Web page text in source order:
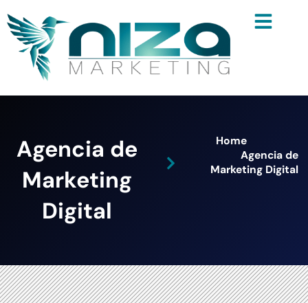
contenido
Agencia de
Marketing
Digital
Home
Agencia de
Marketing Digital